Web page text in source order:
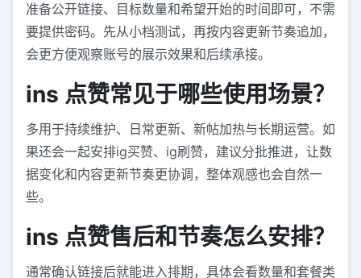
准备公开链接、目标数量和希望开始的时间即可，不需
要提供密码。先从小档测试，再按内容更新节奏追加，
会更方便观察账号的展示效果和后续承接。
ins 点赞常见于哪些使用场景？
多用于持续维护、日常更新、新帖加热与长期运营。如
果还会一起安排ig买赞、ig刷赞，建议分批推进，让数
据变化和内容更新节奏更协调，整体观感也会自然一
些。
ins 点赞售后和节奏怎么安排？
通常确认链接后就能进入排期，具体会看数量和套餐类